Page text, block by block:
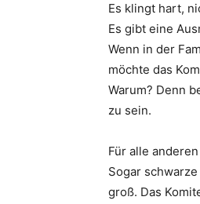
Es klingt hart,
Es gibt eine
Wenn in der
möchte das
Warum? Denn
zu sein.
Für alle
Sogar
groß. Das